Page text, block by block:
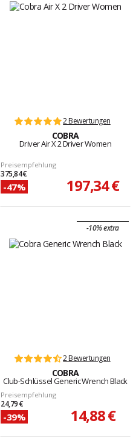
2 Bewertungen
COBRA
Driver Air X 2 Driver Women
Preisempfehlung
375,84 €
-47% 197,34 €
-10% extra
2 Bewertungen
COBRA
Club-Schlüssel Generic Wrench Black
Preisempfehlung
24,79 €
-39% 14,88 €